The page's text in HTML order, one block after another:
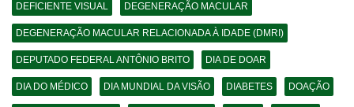
DEFICIENTE VISUAL DEGENERAÇÃO MACULAR
DEGENERAÇÃO MACULAR RELACIONADA À IDADE (DMRI)
DEPUTADO FEDERAL ANTÔNIO BRITO DIA DE DOAR
DIA DO MÉDICO DIA MUNDIAL DA VISÃO DIABETES DOAÇÃO